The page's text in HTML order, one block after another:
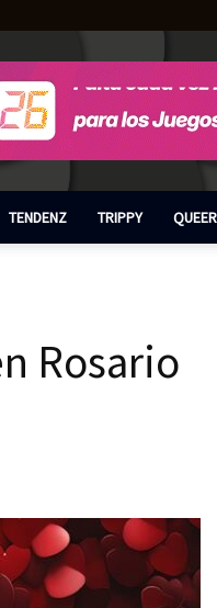
TENDENZ TRIPPY
Rosario